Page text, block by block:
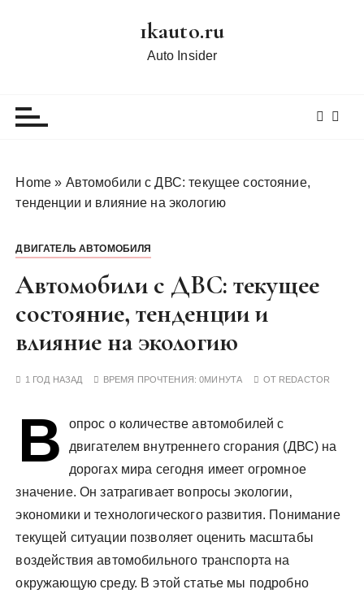
1kauto.ru
Auto Insider
Home » Автомобили с ДВС: текущее состояние,
тенденции и влияние на экологию
ДВИГАТЕЛЬ АВТОМОБИЛЯ
Автомобили с ДВС: текущее
состояние, тенденции и
влияние на экологию
1 ГОД НАЗАД ВРЕМЯ ПРОЧТЕНИЯ:0МИНУТА ОТ REDACTOR
В
опрос о количестве автомобилей с
двигателем внутреннего сгорания (ДВС) на
дорогах мира сегодня имеет огромное
значение. Он затрагивает вопросы экологии‚
экономики и технологического развития. Понимание
текущей ситуации позволяет оценить масштабы
воздействия автомобильного транспорта на
окружающую среду. В этой статье мы подробно